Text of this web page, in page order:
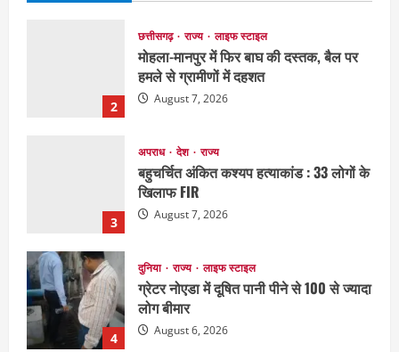
2
छत्तीसगढ़ राज्य लाइफ स्टाइल
मोहला-मानपुर में फिर बाघ की दस्तक, बैल पर
हमले से ग्रामीणों में दहशत
August 7, 2026
3
अपराध देश राज्य
बहुचर्चित अंकित कश्यप हत्याकांड : 33 लोगों के
खिलाफ FIR
August 7, 2026
4
दुनिया राज्य लाइफ स्टाइल
ग्रेटर नोएडा में दूषित पानी पीने से 100 से ज्यादा
लोग बीमार
August 6, 2026